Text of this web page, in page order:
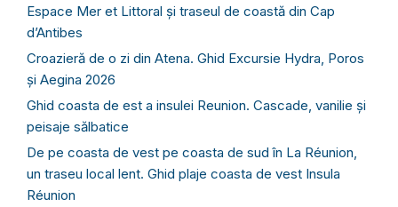
Espace Mer et Littoral și traseul de coastă din Cap
d’Antibes
Croazieră de o zi din Atena. Ghid Excursie Hydra, Poros
și Aegina 2026
Ghid coasta de est a insulei Reunion. Cascade, vanilie și
peisaje sălbatice
De pe coasta de vest pe coasta de sud în La Réunion,
un traseu local lent. Ghid plaje coasta de vest Insula
Réunion